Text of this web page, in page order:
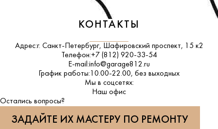
КОНТАКТЫ
Адрес:г. Санкт-Петербург, Шафировский проспект, 15 к2
Телефон:+7 (812) 920-33-54
E-mail:info@garage812.ru
График работы: 10.00-22.00, без выходных
Мы в соцсетях:
ВКонтакте
Наш офис
Остались вопросы?
ЗАДАЙТЕ ИХ МАСТЕРУ ПО РЕМОНТУ